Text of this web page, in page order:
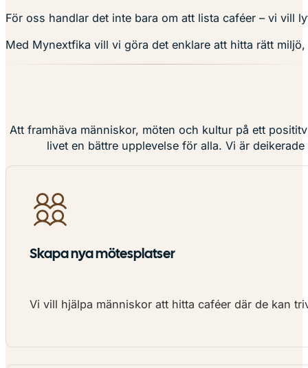
För oss handlar det inte bara om att lista caféer – vi vill
Med Mynextfika vill vi göra det enklare att hitta rätt
Att framhäva människor, möten och kultur på ett
livet en bättre upplevelse för alla. Vi är
Skapa nya mötesplatser
Vi vill hjälpa människor att hitta caféer där de kan